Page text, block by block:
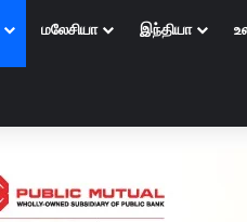
மலேசியா இந்தியா